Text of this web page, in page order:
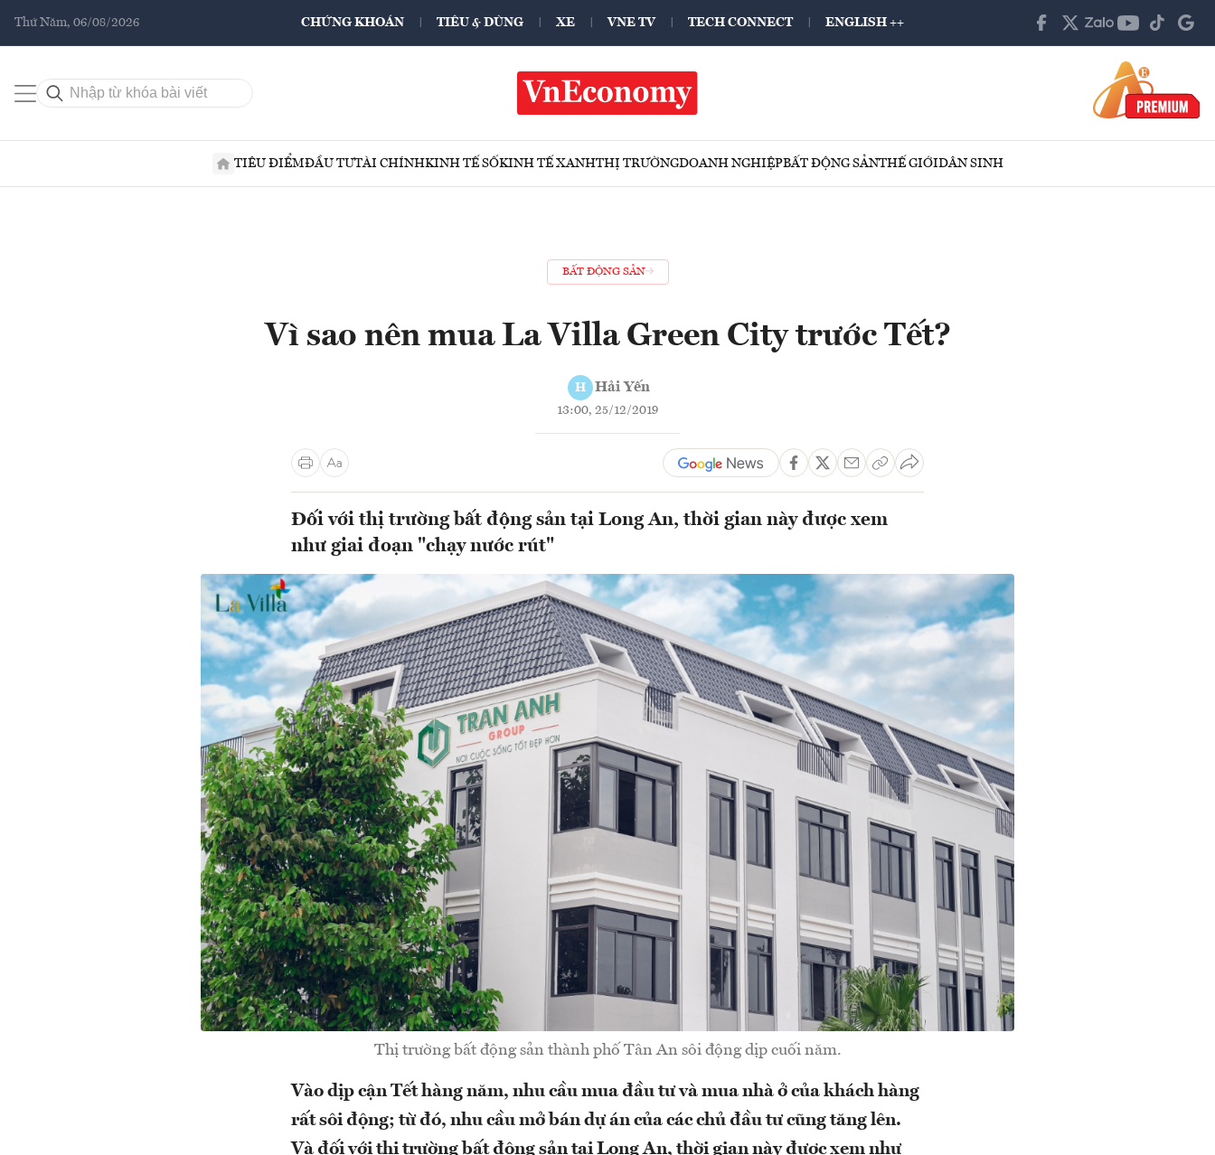
Thứ Năm, 06/08/2026 CHỨNG KHOÁN TIÊU & DÙNG XE VNE TV TECH CONNECT ENGLISH ++
TIÊU ĐIỂMĐẦU TƯTÀI CHÍNHKINH TẾ SỐKINH TẾ XANHTHỊ TRƯỜNGDOANH NGHIỆPBẤT ĐỘNG SẢNTHẾ GIỚIDÂN SINH
BẤT ĐỘNG SẢN
Vì sao nên mua La Villa Green City trước Tết?
H Hải Yến
13:00, 25/12/2019
Đối với thị trường bất động sản tại Long An, thời gian này được xem
như giai đoạn "chạy nước rút"
Thị trường bất động sản thành phố Tân An sôi động dịp cuối năm.
Vào dịp cận Tết hàng năm, nhu cầu mua đầu tư và mua nhà ở của khách hàng
rất sôi động; từ đó, nhu cầu mở bán dự án của các chủ đầu tư cũng tăng lên.
Và đối với thị trường bất động sản tại Long An, thời gian này được xem như